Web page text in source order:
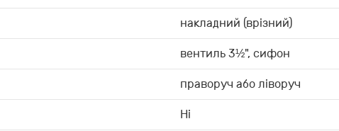
накладний (врізний)
вентиль 3½", сифон
праворуч або ліворуч
Ні